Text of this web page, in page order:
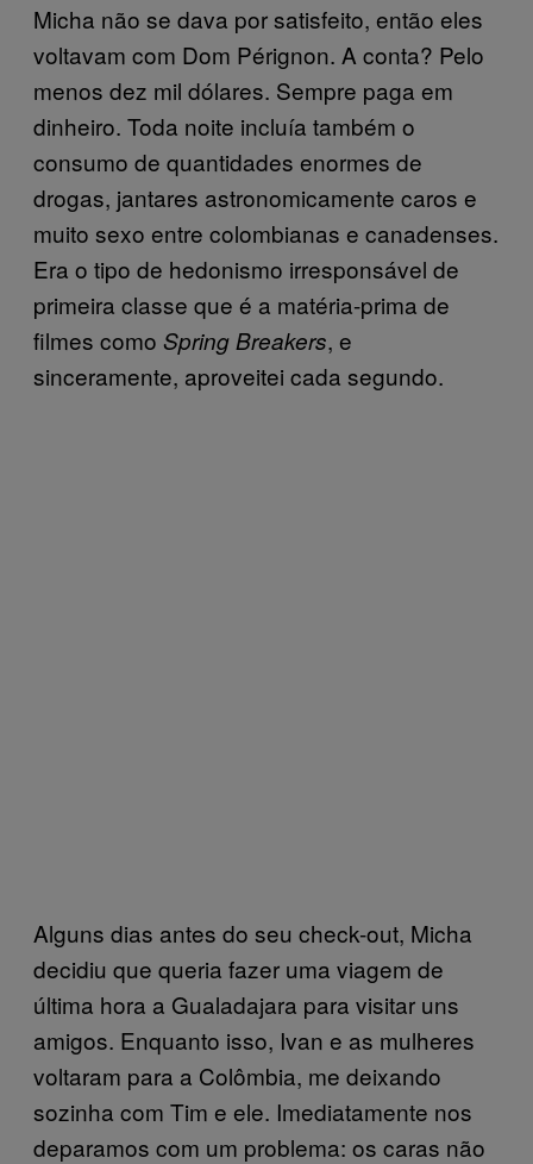
Micha não se dava por satisfeito, então eles
voltavam com Dom Pérignon. A conta? Pelo
menos dez mil dólares. Sempre paga em
dinheiro. Toda noite incluía também o
consumo de quantidades enormes de
drogas, jantares astronomicamente caros e
muito sexo entre colombianas e canadenses.
Era o tipo de hedonismo irresponsável de
primeira classe que é a matéria-prima de
filmes como Spring Breakers, e
sinceramente, aproveitei cada segundo.
Alguns dias antes do seu check-out, Micha
decidiu que queria fazer uma viagem de
última hora a Gualadajara para visitar uns
amigos. Enquanto isso, Ivan e as mulheres
voltaram para a Colômbia, me deixando
sozinha com Tim e ele. Imediatamente nos
deparamos com um problema: os caras não